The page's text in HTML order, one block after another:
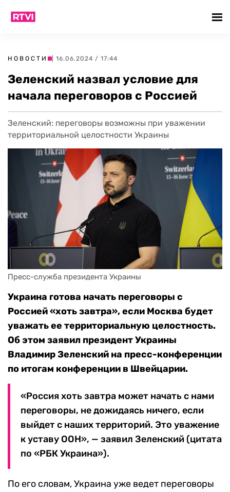
НОВОСТИ | 16.06.2024 / 17:44
Зеленский назвал условие для
начала переговоров с Россией
Зеленский: переговоры возможны при уважении
территориальной целостности Украины
Пресс-служба президента Украины
Украина готова начать переговоры с
Россией «хоть завтра», если Москва будет
уважать ее территориальную целостность.
Об этом заявил президент Украины
Владимир Зеленский на пресс-конференции
по итогам конференции в Швейцарии.
«Россия хоть завтра может начать с нами
переговоры, не дожидаясь ничего, если
выйдет с наших территорий. Это уважение
к уставу ООН», — заявил Зеленский (цитата
по «РБК Украина»).
По его словам, Украина уже ведет переговоры